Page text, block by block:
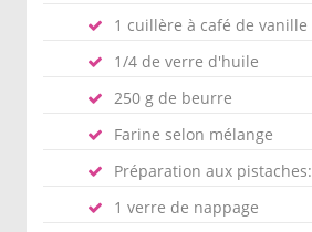
1 cuillère à café de vanille
1/4 de verre d'huile
250 g de beurre
Farine selon mélange
Préparation aux pistaches:
1 verre de nappage